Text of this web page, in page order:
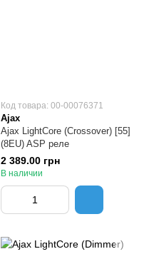
Код товара: 00-00076371
Ajax
Ajax LightCore (Crossover) [55]
(8EU) ASP реле
2 389.00 грн
В наличии